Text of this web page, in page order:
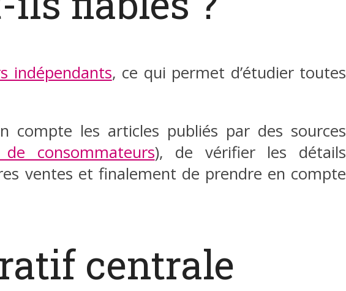
indépendants, ce qui permet d’étudier toutes
compte les articles publiés par des sources
de consommateurs), de vérifier les détails
ventes et finalement de prendre en compte
centrale